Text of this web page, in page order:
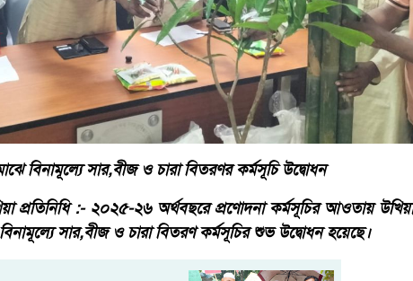
বিনামূল্যে সার,বীজ ও চারা বিতরণর কর্মসূচি উদ্বোধন
প্রতিনিধি :- ২০২৫-২৬ অর্থবছরে প্রণোদনা কর্মসূচির আওতায়
সার,বীজ ও চারা বিতরণ কর্মসূচির শুভ উদ্বোধন হয়েছে।